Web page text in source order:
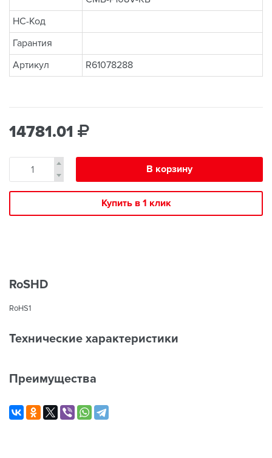
НС-Код
Гарантия
Артикул
R61078288
14781.01
В корзину
Купить в 1 клик
RoSHD
RoHS1
Технические характеристики
Преимущества